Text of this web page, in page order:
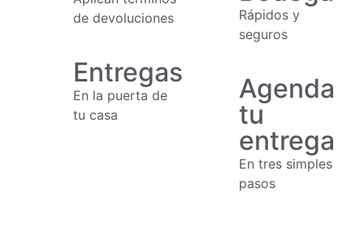
de devoluciones
Rápidos y
seguros
Entregas
En la puerta de
tu casa
Agenda
tu
entrega
En tres simples
pasos